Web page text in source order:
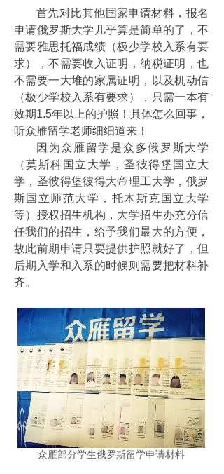
首先对比其他国家申请材料，报名
申请俄罗斯大学几乎算是简单的了，不
需要雅思托福成绩（极少学校入系有要
求），不需要收入证明，纳税证明，也
不需要一大堆的家属证明，以及机动信
（极少学校入系有要求），只需一本有
效期1.5年以上的护照！具体怎么回事，
听众雁留学老师细细道来！
因为众雁留学是众多俄罗斯大学
（莫斯科国立大学，圣彼得堡国立大
学，圣彼得堡彼得大帝理工大学，俄罗
斯国立师范大学，托木斯克国立大学
等）授权招生机构，大学招生办充分信
任我们的招生，给予我们最大的方便，
故此前期申请只要提供护照就好了，但
后期入学和入系的时候则需要把材料补
齐。
众雁部分学生俄罗斯留学申请材料